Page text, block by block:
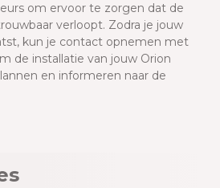
om ervoor te zorgen dat de
verloopt. Zodra je jouw
kun je contact opnemen met
de installatie van jouw Orion
en informeren naar de